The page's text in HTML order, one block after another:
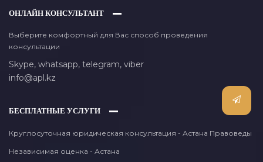
ОНЛАЙН КОНСУЛЬТАНТ
Выберите комфортный для Вас способ проведения
консультации
Skype, whatsapp, telegram, viber
info@apl.kz
БЕСПЛАТНЫЕ УСЛУГИ
Круглосуточная юридическая консультация - Астана Правоведы
Независимая оценка - Астана